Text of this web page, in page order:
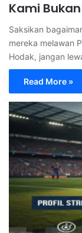
Kami
Saksikan
mereka melawan
Hodak, jangan
Read More »